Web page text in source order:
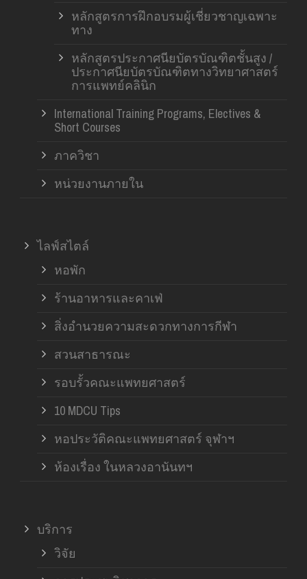
หลักสูตรการฝึกอบรมผู้เชี่ยวชาญเฉพาะ
ทาง
หลักสูตรประกาศนียบัตรบัณฑิตชั้นสูง /
ประกาศนียบัตรบัณฑิตทางวิทยาศาสตร์
การแพทย์คลินิก
International Training Programs, Electives &
Short Courses
ภาควิชา
หน่วยงานภายใน
ไลฟ์สไตล์
หอพัก
ร้านอาหารและคาเฟ่
สิ่งอำนวยความสะดวกทางการกีฬา
สวนสาธารณะ
รอบรั้วคณะแพทยศาสตร์
10 MDCU Tips
หอประวัติคณะแพทยศาสตร์ จุฬาฯ
ห้องเรื่อง ในหลวงอานันทฯ
บริการ
วิจัย